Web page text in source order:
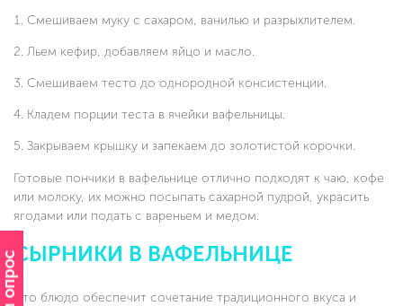
Смешиваем муку с сахаром, ванилью и разрыхлителем.
Льем кефир, добавляем яйцо и масло.
Смешиваем тесто до однородной консистенции.
Кладем порции теста в ячейки вафельницы.
Закрываем крышку и запекаем до золотистой корочки.
Готовые пончики в вафельнице отлично подходят к чаю, кофе
или молоку, их можно посыпать сахарной пудрой, украсить
ягодами или подать с вареньем и медом.
СЫРНИКИ В ВАФЕЛЬНИЦЕ
Это блюдо обеспечит сочетание традиционного вкуса и